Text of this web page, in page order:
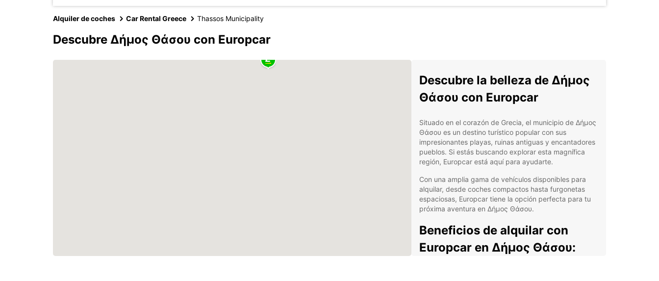
Alquiler de coches Car Rental Greece Thassos Municipality
Descubre Δήμος Θάσου con Europcar
Descubre la belleza de Δήμος
Θάσου con Europcar
Situado en el corazón de Grecia, el municipio de Δήμος
Θάσου es un destino turístico popular con sus
impresionantes playas, ruinas antiguas y encantadores
pueblos. Si estás buscando explorar esta magnífica
región, Europcar está aquí para ayudarte.
Con una amplia gama de vehículos disponibles para
alquilar, desde coches compactos hasta furgonetas
espaciosas, Europcar tiene la opción perfecta para tu
próxima aventura en Δήμος Θάσου.
Beneficios de alquilar con
Europcar en Δήμος Θάσου: